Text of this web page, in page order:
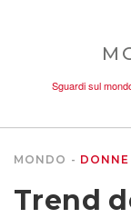
Sguardi sul
MONDO DONNE
Trend